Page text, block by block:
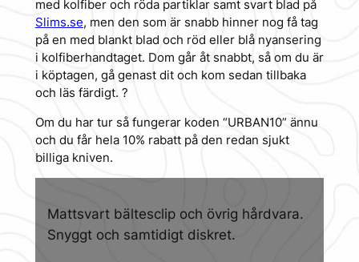
med kolfiber och röda partiklar samt svart blad på
Slims.se, men den som är snabb hinner nog få tag
på en med blankt blad och röd eller blå nyansering
i kolfiberhandtaget. Dom går åt snabbt, så om du är
i köptagen, gå genast dit och kom sedan tillbaka
och läs färdigt. ?
Om du har tur så fungerar koden “URBAN10” ännu
och du får hela 10% rabatt på den redan sjukt
billiga kniven.
Mattsvart bältesclip och övrig hårdvara.
Snyggt och samtidigt diskret.